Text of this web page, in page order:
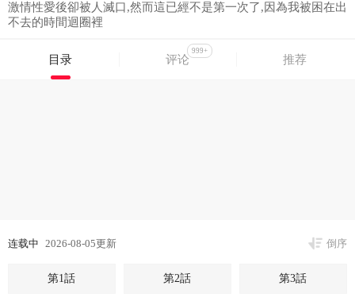
激情性愛後卻被人滅口,然而這已經不是第一次了,因為我被困在出
不去的時間迴圈裡
目录 评论
999+
推荐
连载中 2026-08-05更新 倒序
第1話 第2話 第3話